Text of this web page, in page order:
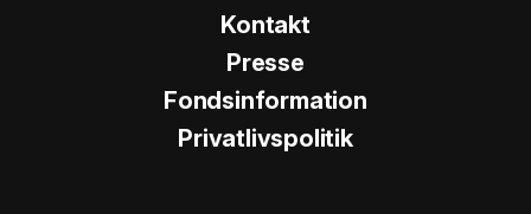
Kontakt
Presse
Fondsinformation
Privatlivspolitik